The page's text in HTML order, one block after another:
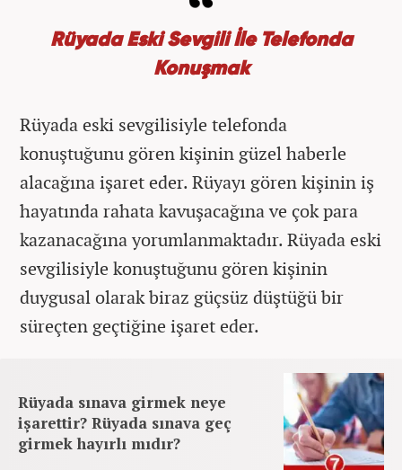
Rüyada Eski Sevgili İle Telefonda
Konuşmak
Rüyada eski sevgilisiyle telefonda
konuştuğunu gören kişinin güzel haberle
alacağına işaret eder. Rüyayı gören kişinin iş
hayatında rahata kavuşacağına ve çok para
kazanacağına yorumlanmaktadır. Rüyada eski
sevgilisiyle konuştuğunu gören kişinin
duygusal olarak biraz güçsüz düştüğü bir
süreçten geçtiğine işaret eder.
Rüyada sınava girmek neye
işarettir? Rüyada sınava geç
girmek hayırlı mıdır?